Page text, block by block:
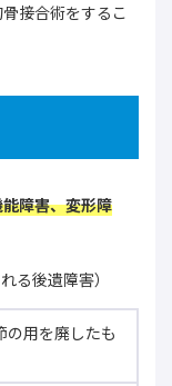
接合術をするこ
障害、変形障
る後遺障害）
の用を廃したも